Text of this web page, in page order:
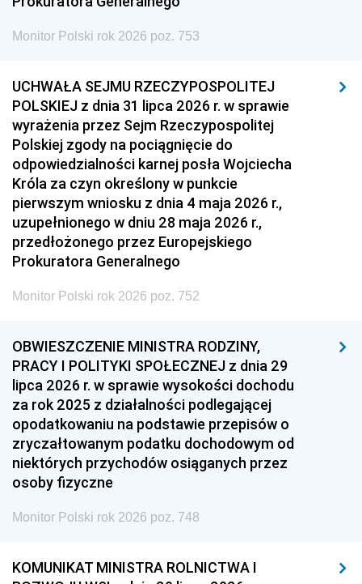
Monitor Polski rok 2026 poz. 753
UCHWAŁA SEJMU RZECZYPOSPOLITEJ
POLSKIEJ z dnia 31 lipca 2026 r. w sprawie
wyrażenia przez Sejm Rzeczypospolitej
Polskiej zgody na pociągnięcie do
odpowiedzialności karnej posła Wojciecha
Króla za czyn określony w punkcie
pierwszym wniosku z dnia 4 maja 2026 r.,
uzupełnionego w dniu 28 maja 2026 r.,
przedłożonego przez Europejskiego
Prokuratora Generalnego
Monitor Polski rok 2026 poz. 752
OBWIESZCZENIE MINISTRA RODZINY,
PRACY I POLITYKI SPOŁECZNEJ z dnia 29
lipca 2026 r. w sprawie wysokości dochodu
za rok 2025 z działalności podlegającej
opodatkowaniu na podstawie przepisów o
zryczałtowanym podatku dochodowym od
niektórych przychodów osiąganych przez
osoby fizyczne
Monitor Polski rok 2026 poz. 748
KOMUNIKAT MINISTRA ROLNICTWA I